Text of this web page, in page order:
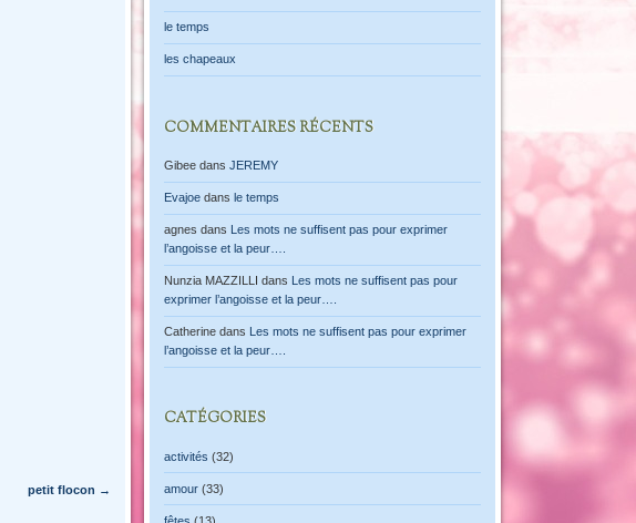
petit flocon →
le temps
les chapeaux
COMMENTAIRES RÉCENTS
Gibee dansJEREMY
Evajoe dansle temps
agnes dans Les mots ne suffisent pas pour exprimer
l’angoisse et la peur….
Nunzia MAZZILLI dans Les mots ne suffisent pas pour
exprimer l’angoisse et la peur….
Catherine dans Les mots ne suffisent pas pour exprimer
l’angoisse et la peur….
CATÉGORIES
activités (32)
amour (33)